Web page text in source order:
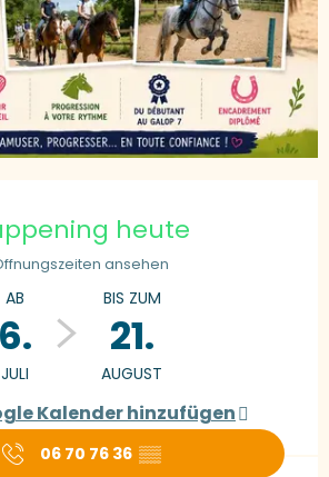
heute
ansehen
AB
6.
JULI
BIS ZUM
21.
AUGUST
Kalender hinzufügen
06 70 76 36 ▒▒